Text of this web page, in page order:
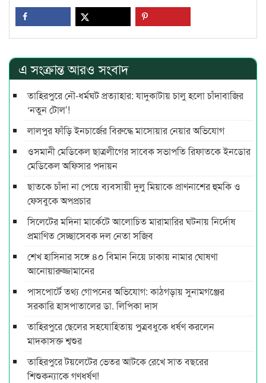
এ সংক্রান্ত আরও সংবাদ
তাহিরপুরে নৌ-ধর্মঘট প্রত্যাহার: যাদুকাটায় চালু হলো চাঁদাবাজির
‘নতুন টোল’!
লালপুর ফাঁড়ি ইনচার্জের বিরুদ্ধে মাসোয়ার নেয়ার অভিযোগ
ওসমানী মেডিকেল ছাত্রলীগের সাবেক সভাপতি রিফাতকে ইনডোর
মেডিকেল অফিসার পদায়ন
ছাতকে চাঁদা না পেয়ে ব্যবসায়ী দুলু মিয়াকে প্রাণনাশের হুমকি ও
ফেসবুকে অপপ্রচার
সিলেটের মদিনা মার্কেটে আলোচিত মারামারির ঘটনায় নির্দোষ
প্রমাণিত সেচ্ছাসেবক দল নেতা সজিব
শেখ হাসিনার সঙ্গে ৪০ বিমান নিয়ে ঢাকায় নামার ঘোষণা
আনোয়ারুজ্জামানের
পাসপোর্টে তথ্য গোপনের অভিযোগ: কাঠগড়ায় সুনামগঞ্জের
সরকারি হাসপাতালের ডা. লিপিকা দাস
তাহিরপুরে ছেলের সহযোহিতায় পুত্রবধুকে ধর্ষণ করলেন
মাদকাসক্ত শ্বশুর
তাহিরপুরে টয়লেটের ভেতর আটকে রেখে সাত বছরের
শিশুকন্যাকে গণধর্ষণ!